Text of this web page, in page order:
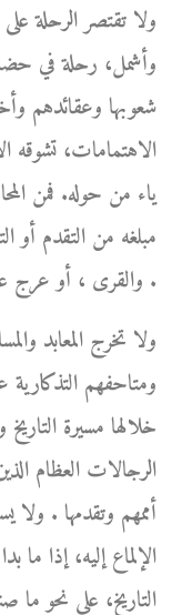
ولا تقتصر الرحلة
وأشمل، رحلة في
شعوبها وعقائدهم
الاهتمامات، تشوقه
ياء من حوله. فمن
مبلغه من التقدم أو
والقرى ، أو عرج عليها، وصفها وأبدى انطباعه عنها .
ولا تخرج المعابد
ومتاحفهم
خلالها مسيرة
الرجالات العظام
أممهم وتقدمها . ولا
الإلماع إليه، إذا
التاريخ، على نحو ما